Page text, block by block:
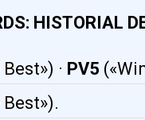
HISTORIAL
· PV5